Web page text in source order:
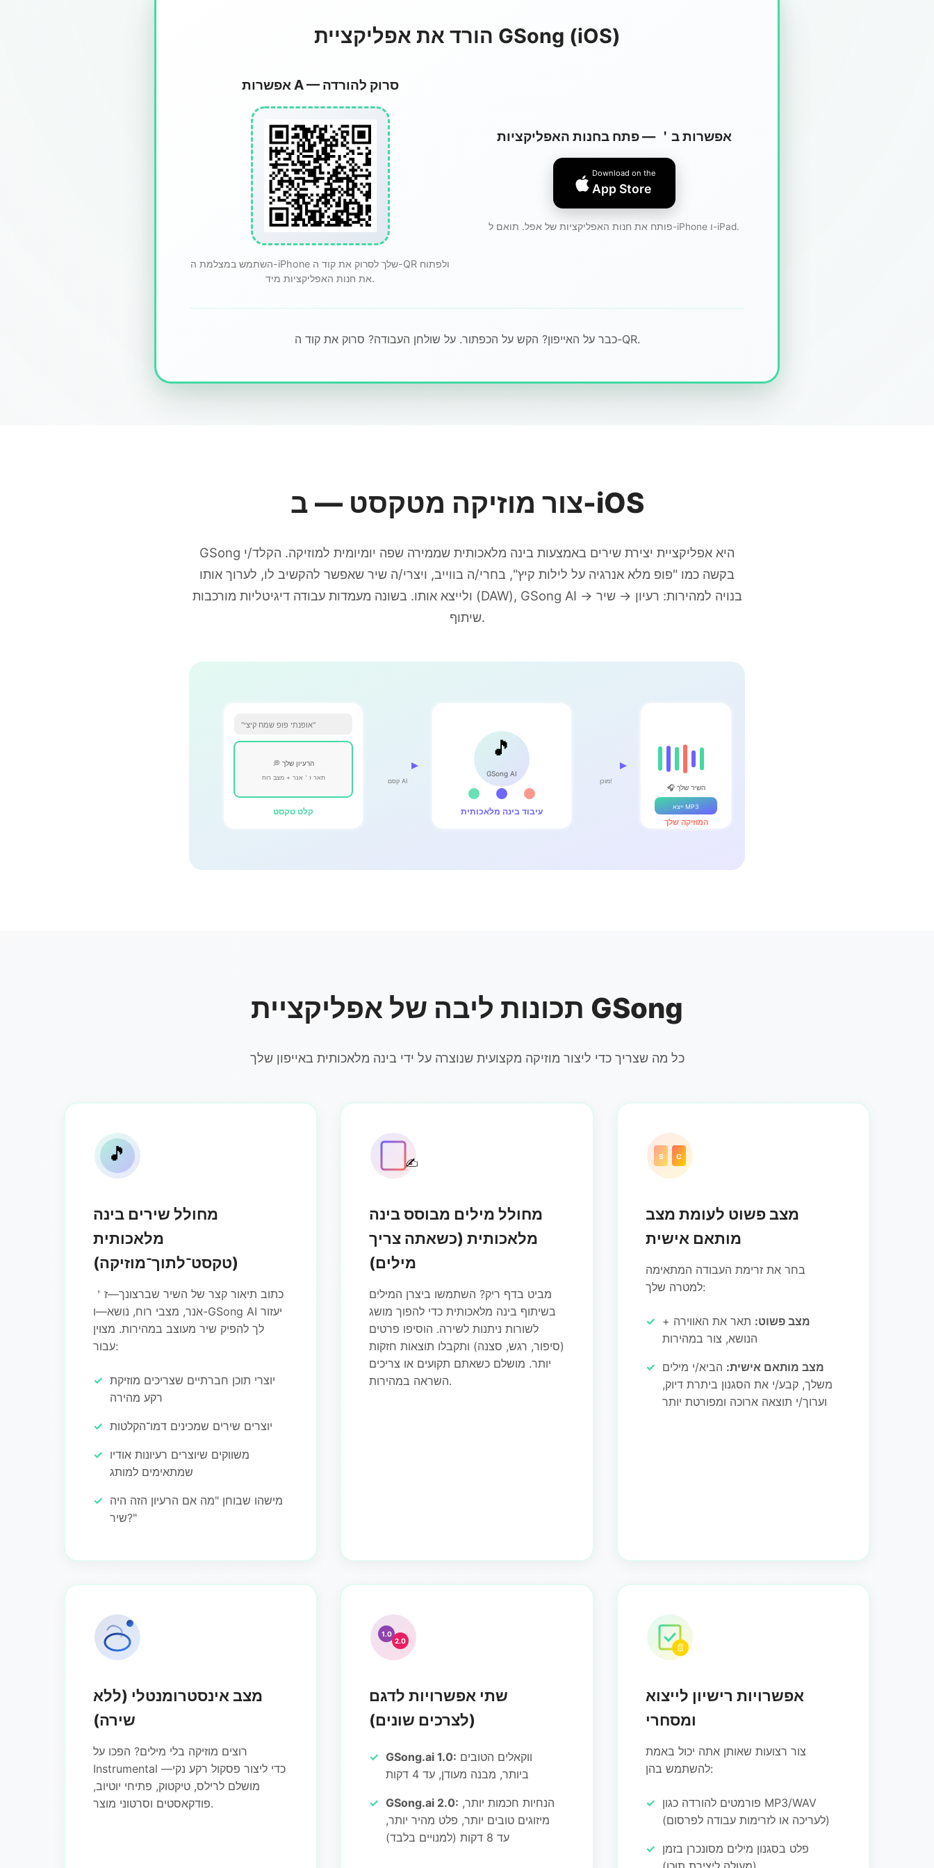
הורד את אפליקציית GSong (iOS)
אפשרות A — סרוק להורדה
השתמש במצלמת ה-iPhone שלך לסרוק את קוד ה-QR ולפתוח
את חנות האפליקציות מיד.
אפשרות ב＇ — פתח בחנות האפליקציות
Download on the
App Store
פותח את חנות האפליקציות של אפל. תואם ל-iPhone ו-iPad.
כבר על האייפון? הקש על הכפתור. על שולחן העבודה? סרוק את קוד ה-QR.
צור מוזיקה מטקסט — ב-iOS
GSong היא אפליקציית יצירת שירים באמצעות בינה מלאכותית שממירה שפה יומיומית למוזיקה. הקלד/י
בקשה כמו "פופ מלא אנרגיה על לילות קיץ", בחרי/ה בווייב, ויצרי/ה שיר שאפשר להקשיב לו, לערוך אותו
ולייצא אותו. בשונה מעמדות עבודה דיגיטליות מורכבות (DAW), GSong AI בנויה למהירות: רעיון → שיר →
שיתוף.
"אופנתי פופ שמח קיצי"
💭 הרעיון שלך
תאר ז＇אנר + מצב רוח
קלט טקסט
קסם AI
🎵
GSong AI
עיבוד בינה מלאכותית
מוכן!
🎧 השיר שלך
ייצא MP3
המוזיקה שלך
תכונות ליבה של אפליקציית GSong
כל מה שצריך כדי ליצור מוזיקה מקצועית שנוצרה על ידי בינה מלאכותית באייפון שלך
🎵
מחולל שירים בינה
מלאכותית
(טקסט־לתוך־מוזיקה)
כתוב תיאור קצר של השיר שברצונך—ז＇
אנר, מצבי רוח, נושא—ו-GSong AI יעזור
לך להפיק שיר מעוצב במהירות. מצוין
עבור:
יוצרי תוכן חברתיים שצריכים מוזיקת
רקע מהירה
יוצרים שירים שמכינים דמו־הקלטות
משווקים שיוצרים רעיונות אודיו
שמתאימים למותג
מישהו שבוחן "מה אם הרעיון הזה היה
שיר?"
✍️
מחולל מילים מבוסס בינה
מלאכותית (כשאתה צריך
מילים)
מביט בדף ריק? השתמשו ביצרן המילים
בשיתוף בינה מלאכותית כדי להפוך מושג
לשורות ניתנות לשירה. הוסיפו פרטים
(סיפור, רגש, סצנה) ותקבלו תוצאות חזקות
יותר. מושלם כשאתם תקועים או צריכים
השראה במהירות.
S C
מצב פשוט לעומת מצב
מותאם אישית
בחר את זרימת העבודה המתאימה
למטרה שלך:
מצב פשוט: תאר את האווירה +
הנושא, צור במהירות
מצב מותאם אישית: הביא/י מילים
משלך, קבע/י את הסגנון ביתרת דיוק,
וערוך/י תוצאה ארוכה ומפורטת יותר
מצב אינסטרומנטלי (ללא
שירה)
רוצים מוזיקה בלי מילים? הפכו על
Instrumental כדי ליצור פסקול רקע נקי—
מושלם לרילס, טיקטוק, פתיחי יוטיוב,
פודקאסטים וסרטוני מוצר.
1.0
2.0
שתי אפשרויות לדגם
(לצרכים שונים)
GSong.ai 1.0:
ביותר, מבנה מעודן, עד 4 דקות
GSong.ai 2.0:
מיזוגים טובים יותר, פלט מהיר יותר,
עד 8 דקות (למנויים בלבד)
📄
אפשרויות רישיון לייצוא
ומסחרי
צור רצועות שאותן אתה יכול באמת
להשתמש בהן:
פורמטים להורדה כגון MP3/WAV
(לעריכה או לזרימות עבודה לפרסום)
פלט בסגנון מילים מסונכרן בזמן